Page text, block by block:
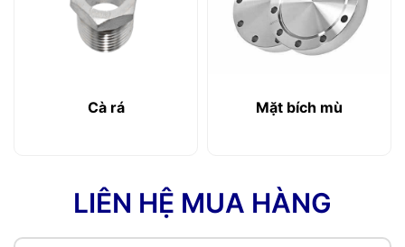
Cà rá Mặt bích mù
LIÊN HỆ MUA HÀNG